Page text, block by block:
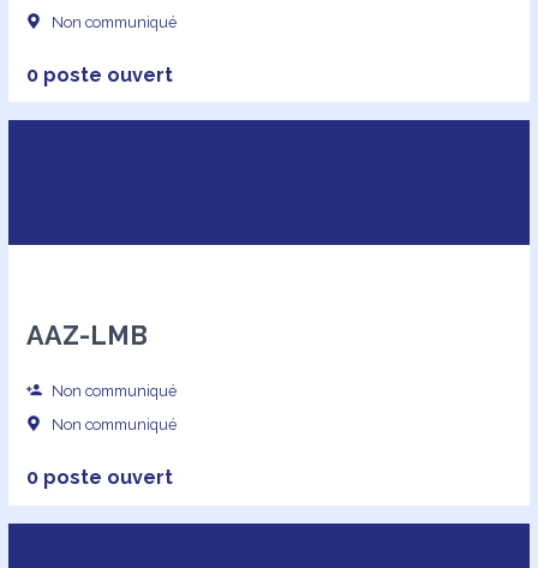
Non communiqué
0 poste ouvert
AAZ-LMB
Non communiqué
Non communiqué
0 poste ouvert